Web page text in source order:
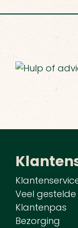
Veel
Klantenpas
Bezorging